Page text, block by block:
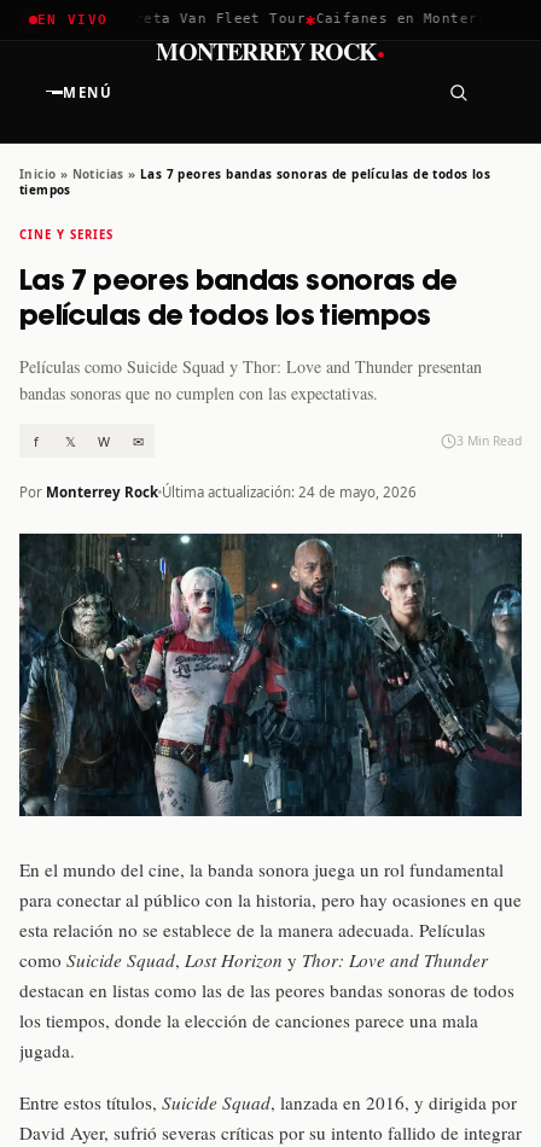
EN VIVO
2026✱Greta Van Fleet Tour✱Caifanes en Monterrey · 12
MENÚ
MONTERREY ROCK·
Inicio » Noticias » Las 7 peores bandas sonoras de películas de todos los
tiempos
CINE Y SERIES
Las 7 peores bandas sonoras de
películas de todos los tiempos
Películas como Suicide Squad y Thor: Love and Thunder presentan
bandas sonoras que no cumplen con las expectativas.
f 𝕏 W ✉ 3 Min Read
Por Monterrey Rock Última actualización: 24 de mayo, 2026
En el mundo del cine, la banda sonora juega un rol fundamental
para conectar al público con la historia, pero hay ocasiones en que
esta relación no se establece de la manera adecuada. Películas
como Suicide Squad, Lost Horizon y Thor: Love and Thunder
destacan en listas como las de las peores bandas sonoras de todos
los tiempos, donde la elección de canciones parece una mala
jugada.
Entre estos títulos, Suicide Squad, lanzada en 2016, y dirigida por
David Ayer, sufrió severas críticas por su intento fallido de integrar